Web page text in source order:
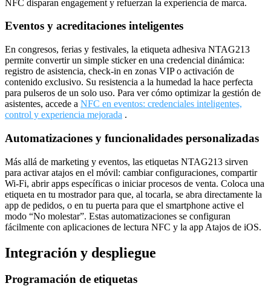
NFC disparan engagement y refuerzan la experiencia de marca.
Eventos y acreditaciones inteligentes
En congresos, ferias y festivales, la etiqueta adhesiva NTAG213
permite convertir un simple sticker en una credencial dinámica:
registro de asistencia, check‑in en zonas VIP o activación de
contenido exclusivo. Su resistencia a la humedad la hace perfecta
para pulseros de un solo uso. Para ver cómo optimizar la gestión de
asistentes, accede a NFC en eventos: credenciales inteligentes,
control y experiencia mejorada .
Automatizaciones y funcionalidades personalizadas
Más allá de marketing y eventos, las etiquetas NTAG213 sirven
para activar atajos en el móvil: cambiar configuraciones, compartir
Wi‑Fi, abrir apps específicas o iniciar procesos de venta. Coloca una
etiqueta en tu mostrador para que, al tocarla, se abra directamente la
app de pedidos, o en tu puerta para que el smartphone active el
modo “No molestar”. Estas automatizaciones se configuran
fácilmente con aplicaciones de lectura NFC y la app Atajos de iOS.
Integración y despliegue
Programación de etiquetas